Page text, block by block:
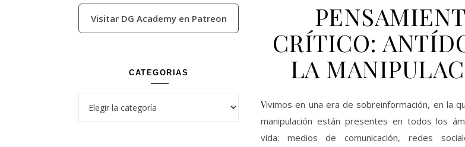
Visitar DG Academy en Patreon
CATEGORIAS
CRÍTICO:
LA
Vivimos en una era de sobreinformación, en la que los intentos de
manipulación están presentes en todos los
vida: medios de comunicación, redes